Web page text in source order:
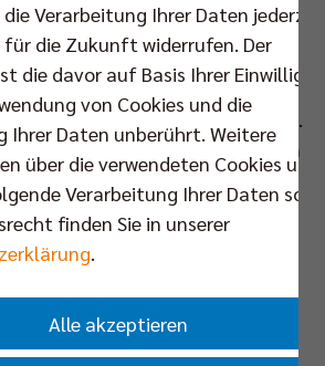
im Berliner
einem echten Topspiel. Wie
die Helios Grizzlys Giesen der
amtierenden Deutschen Meisters.
die vergangene Spielzeit war ein
der letztlich nur
Hausherren ging. Nachdem die
sowohl ins DVV-Pokal- als auch
bleiben die Giesener
am stärksten einzuschätzenden
nationalen Liga.
die Verarbeitung Ihrer Daten
die Zukunft widerrufen. Der
die davor auf Basis Ihrer
von Cookies und die
Ihrer Daten unberührt. Weitere
über die verwendeten Cookies und
Verarbeitung Ihrer Daten
finden Sie in unserer
.
Alle akzeptieren